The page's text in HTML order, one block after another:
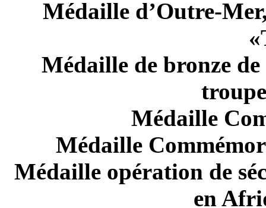
Médaille d’Outre-
Médaille de bronze
Médaille
Médaille
Médaille opération de
en